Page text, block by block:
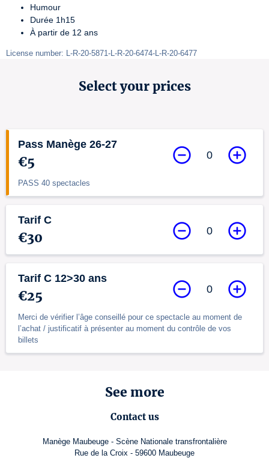
Humour
Durée 1h15
À partir de 12 ans
License number: L-R-20-5871-L-R-20-6474-L-R-20-6477
Select your prices
Pass Manège 26-27
€5
PASS 40 spectacles
0
Tarif C
€30 0
Tarif C 12>30 ans
€25
Merci de vérifier l’âge conseillé pour ce spectacle au moment de
l’achat / justificatif à présenter au moment du contrôle de vos
billets
0
See more
Contact us
Manège Maubeuge - Scène Nationale transfrontalière
Rue de la Croix - 59600 Maubeuge